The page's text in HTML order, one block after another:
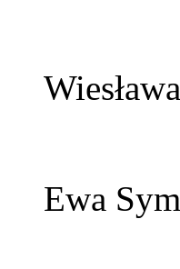
Ewa